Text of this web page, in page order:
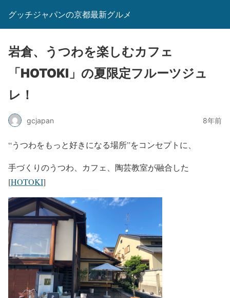
グッチジャパンの京都最新グルメ
岩倉、うつわを楽しむカフェ
「HOTOKI」の夏限定フルーツジュ
レ！
gcjapan 8年前
“うつわをもっと好きになる場所”をコンセプトに、
手づくりのうつわ、カフェ、陶芸教室が融合した
[HOTOKI]